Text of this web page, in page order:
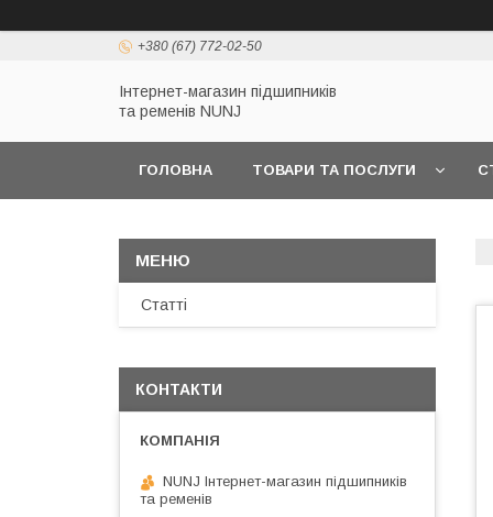
+380 (67) 772-02-50
Інтернет-магазин підшипників
та ременів NUNJ
ГОЛОВНА ТОВАРИ ТА ПОСЛУГИ
Статті
КОНТАКТИ
NUNJ Інтернет-магазин підшипників
та ременів